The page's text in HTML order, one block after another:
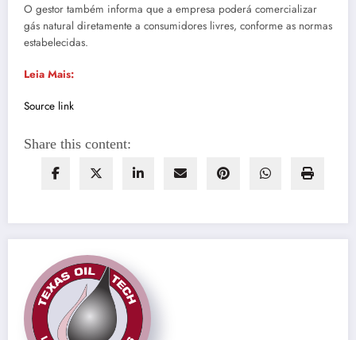
O gestor também informa que a empresa poderá comercializar
gás natural diretamente a consumidores livres, conforme as normas
estabelecidas.
Leia Mais:
Source link
Share this content: